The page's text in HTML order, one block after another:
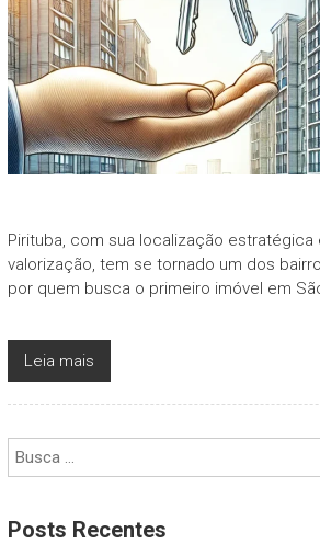
Pirituba, com sua localização
valorização, tem se tornado um dos
por quem busca o primeiro imóvel em
Leia mais
Posts Recentes